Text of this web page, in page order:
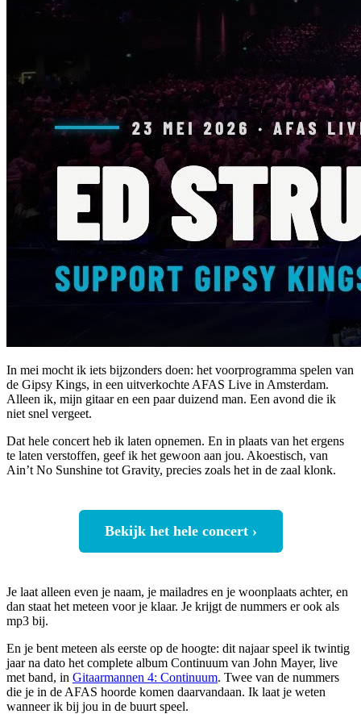
In mei mocht ik iets bijzonders doen: het voorprogramma spelen van
de Gipsy Kings, in een uitverkochte AFAS Live in Amsterdam.
Alleen ik, mijn gitaar en een paar duizend man. Een avond die ik
niet snel vergeet.
Dat hele concert heb ik laten opnemen. En in plaats van het ergens
te laten verstoffen, geef ik het gewoon aan jou. Akoestisch, van
Ain’t No Sunshine tot Gravity, precies zoals het in de zaal klonk.
Bekijk het hele concert ›
Je laat alleen even je naam, je mailadres en je woonplaats achter, en
dan staat het meteen voor je klaar. Je krijgt de nummers er ook als
mp3 bij.
En je bent meteen als eerste op de hoogte: dit najaar speel ik twintig
jaar na dato het complete album Continuum van John Mayer, live
met band, in Gitaarmannen 4: Continuum. Twee van de nummers
die je in de AFAS hoorde komen daarvandaan. Ik laat je weten
wanneer ik bij jou in de buurt speel.